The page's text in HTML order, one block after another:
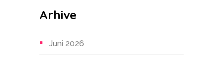
Arhive
Juni 2026